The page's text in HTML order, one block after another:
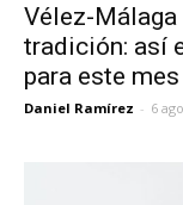
Vélez-
tradición: así
para este
Daniel Ramírez - 6